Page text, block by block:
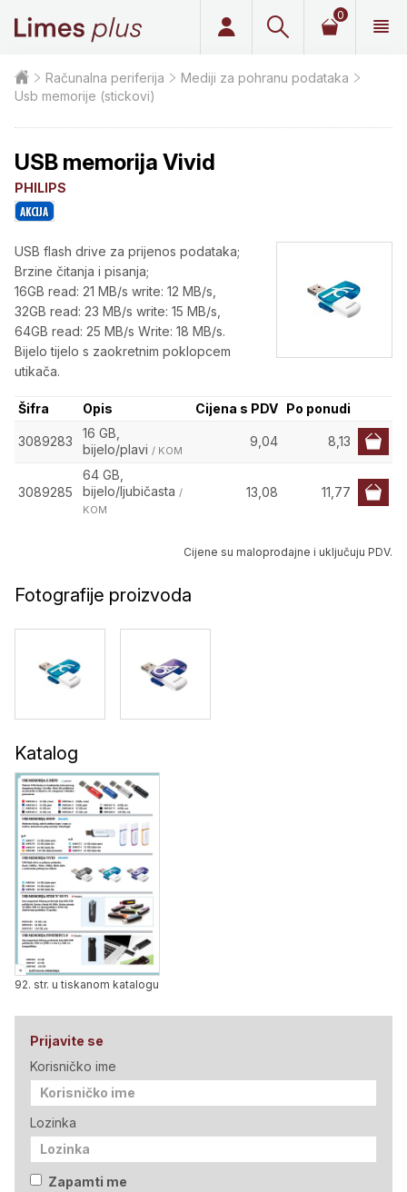
0
Računalna periferija
Mediji za pohranu podataka
Usb memorije (stickovi)
USB memorija Vivid
PHILIPS
USB flash drive za prijenos podataka;
Brzine čitanja i pisanja;
16GB read: 21 MB/s write: 12 MB/s,
32GB read: 23 MB/s write: 15 MB/s,
64GB read: 25 MB/s Write: 18 MB/s.
Bijelo tijelo s zaokretnim poklopcem
utikača.
Šifra Opis Cijena s PDV Po ponudi
3089283
16 GB,
bijelo/plavi / KOM
9,04 8,13
3089285
64 GB,
bijelo/ljubičasta /
KOM
13,08 11,77
Cijene su maloprodajne i uključuju PDV.
Fotografije proizvoda
Katalog
92. str. u tiskanom katalogu
Prijavite se
Korisničko ime
Lozinka
Zapamti me